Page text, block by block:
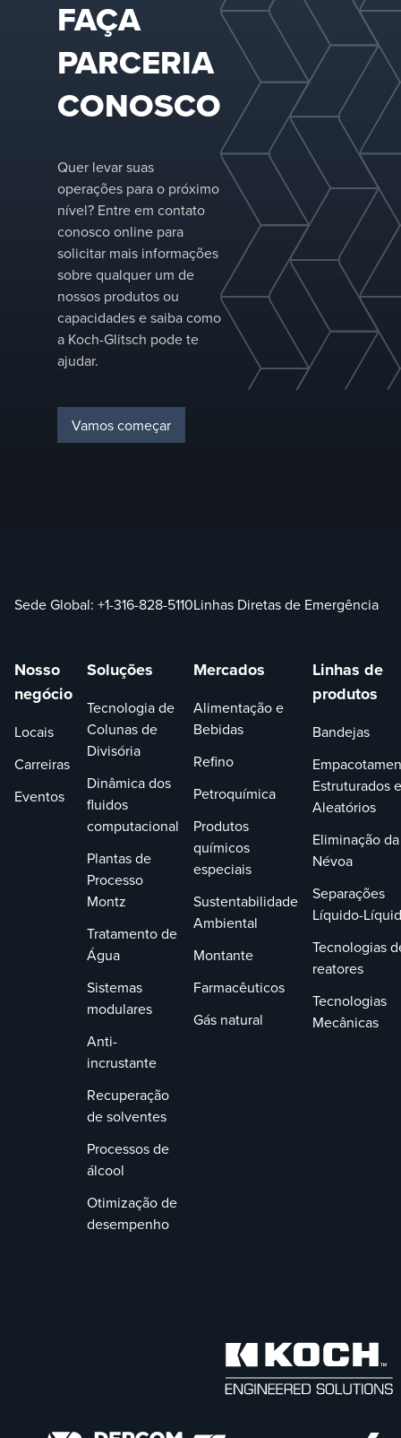
no setor,
fornecemos a
bandeja certa
para sua
aplicação e
adaptamos as
configurações
para otimizar
o
desempenho
em sua
coluna de
separação
específica.
FAÇA
PARCERIA
CONOSCO
Quer levar suas
operações para o próximo
nível? Entre em contato
conosco online para
solicitar mais informações
sobre qualquer um de
nossos produtos ou
capacidades e saiba como
a Koch-Glitsch pode te
ajudar.
Vamos começar
Sede Global: +1-316-828-5110Linhas Diretas de Emergência
Nosso
negócio
Locais
Carreiras
Eventos
Soluções
Tecnologia de
Colunas de
Divisória
Dinâmica dos
fluidos
computacional
Plantas de
Processo
Montz
Tratamento de
Água
Sistemas
modulares
Anti-
incrustante
Recuperação
de solventes
Processos de
álcool
Otimização de
desempenho
Mercados
Alimentação e
Bebidas
Refino
Petroquímica
Produtos
químicos
especiais
Sustentabilidade
Ambiental
Montante
Farmacêuticos
Gás natural
Linhas de
produtos
Bandejas
Estruturados e
Aleatórios
Eliminação da
Névoa
Separações
Líquido-
Tecnologias
reatores
Tecnologias
Mecânicas